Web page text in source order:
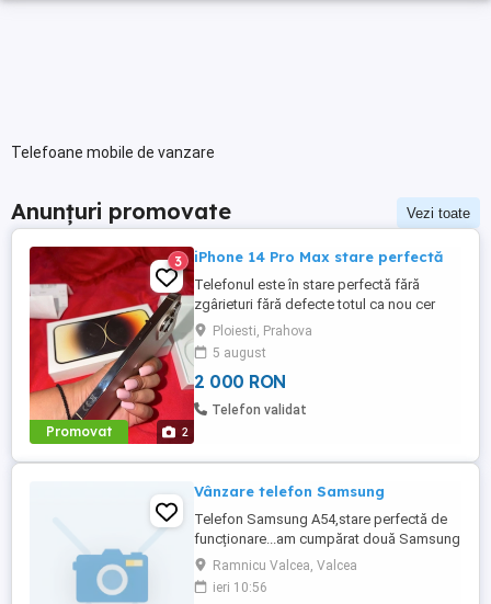
Telefoane mobile de vanzare
Anunțuri promovate Vezi toate
Promovat 2
3 iPhone 14 Pro Max stare perfectă
Telefonul este în stare perfectă fără
zgârieturi fără defecte totul ca nou cer
2000 de lei pe el l-am folosit doar eu este
un telefon foarte bun al ofer pentru ca l-
am înlocuit dar este în stare perfectă
Ploiesti, Prahova
5 august
2 000 RON
Telefon validat
Vânzare telefon Samsung
Telefon Samsung A54,stare perfectă de
funcționare...am cumpărat două Samsung
A36...unul la vânzare
nou,garanție..nefolosit..1500 RON
Ramnicu Valcea, Valcea
ieri 10:56